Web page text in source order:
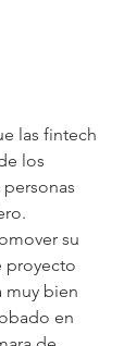
las fintech
los
su
proyecto
muy bien
en